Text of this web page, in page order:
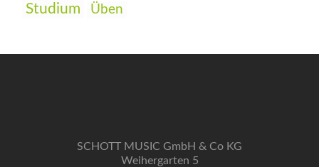
Studium Üben
SCHOTT MUSIC GmbH & Co KG
Weihergarten 5